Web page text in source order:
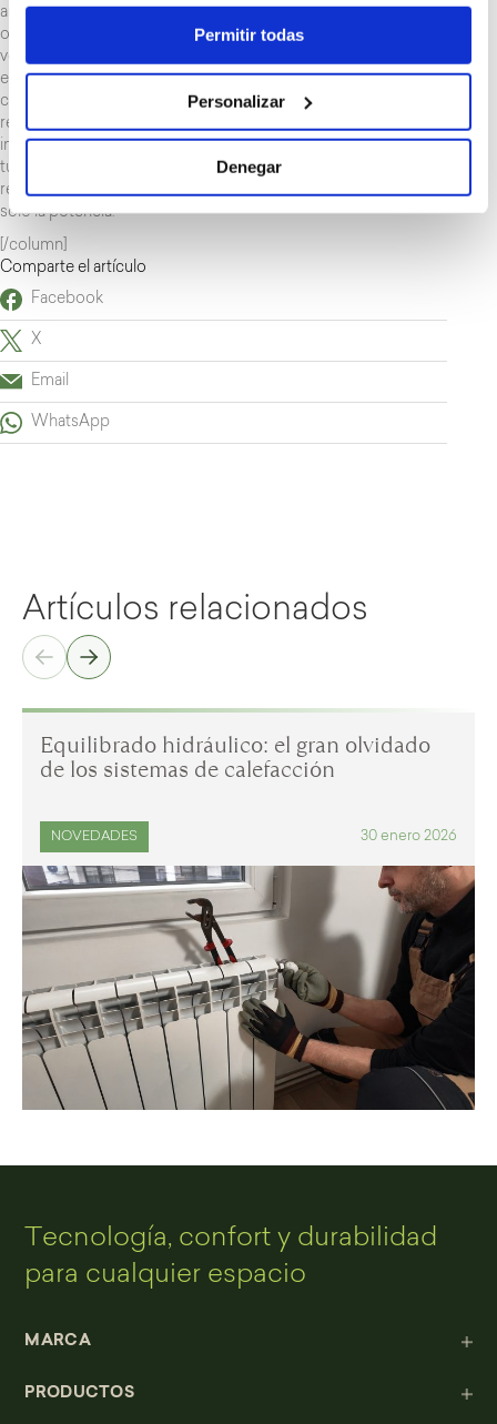
Permitir todas
Personalizar
Denegar
Comparte el artículo
Facebook
X
Email
WhatsApp
aire acondicionado… de un coche? A diferencia de lo que
ocurre en el ámbito doméstico, el aire acondicionado de los
vehículos solo te permite regular la potencia del aire frío que
expulsa el sistema, pero no la temperatura. En cambio el
climatizador de coche, que también funciona con gas
refrigerante, mezcla aire frío y caliente y emite el resultado al
interior del coche hasta alcanzar la temperatura ambiente que
tú quieres. Ésta es la diferencia: con unclimatizador
regular la temperatura interior y con elaire acondicionado,
solo la potencia.
[/column]
Artículos relacionados
Equilibrado hidráulico: el gran olvidado
de los sistemas de calefacción
NOVEDADES 30 enero 2026
Tecnología, confort y durabilidad
para cualquier espacio
MARCA
PRODUCTOS